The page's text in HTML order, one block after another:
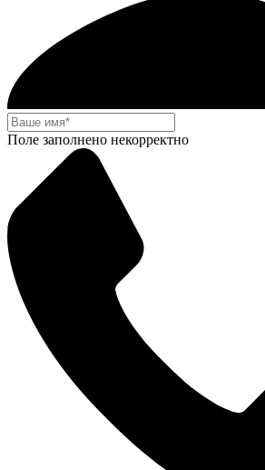
Поле заполнено некорректно